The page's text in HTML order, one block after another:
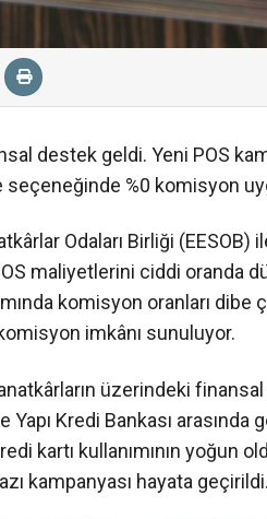
destek geldi. Yeni POS
seçeneğinde %0 komisyon
Odaları Birliği (EESOB)
maliyetlerini ciddi oranda
komisyon oranları
imkânı sunuluyor.
üzerindeki
Yapı Kredi Bankası
kartı kullanımının yoğun
kampanyası hayata geçirildi.